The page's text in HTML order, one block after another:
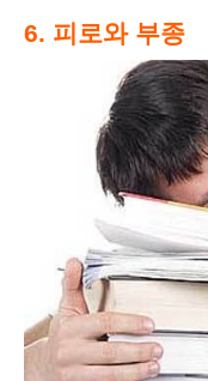
6. 피로와 부종